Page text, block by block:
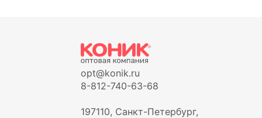
opt@konik.ru
8-812-740-63-68
197110, Санкт-Петербург,